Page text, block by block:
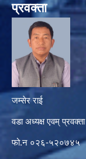
प्रवक्ता
जम्सेर राई
वडा अध्यक्ष एवम् प्रवक्ता
फो.न ०२६-५२०७४५